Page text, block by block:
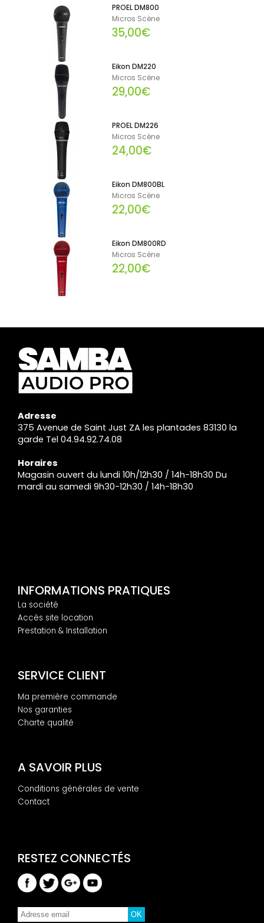
PROEL DM800
Micros Scène
35,00€
Eikon DM220
Micros Scène
29,00€
PROEL DM226
Micros Scène
24,00€
Eikon DM800BL
Micros Scène
22,00€
Eikon DM800RD
Micros Scène
22,00€
Adresse
375 Avenue de Saint Just ZA les plantades 83130 la
garde Tel 04.94.92.74.08
Horaires
Magasin ouvert du lundi 10h/12h30 / 14h-18h30 Du
mardi au samedi 9h30-12h30 / 14h-18h30
INFORMATIONS PRATIQUES
La société
Accès site location
Prestation & Installation
SERVICE CLIENT
Ma première commande
Nos garanties
Charte qualité
A SAVOIR PLUS
Conditions générales de vente
Contact